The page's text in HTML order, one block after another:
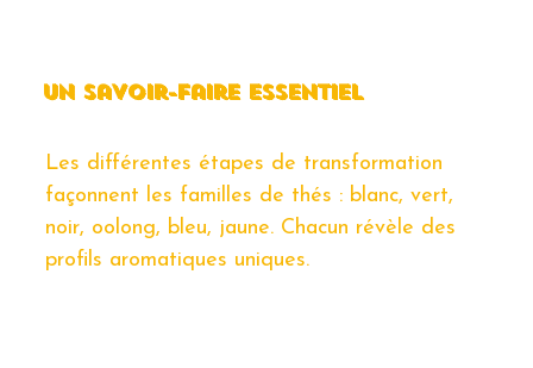
un savoir-faire essentiel
Les différentes étapes de transformation
façonnent les familles de thés : blanc, vert,
noir, oolong, bleu, jaune. Chacun révèle des
profils aromatiques uniques.